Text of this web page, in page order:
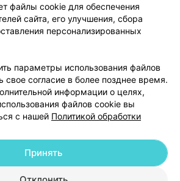
Вакансии
Партнеры
руководителю 103.by
персональных данных
УНП 191700409
| 220012, Республика Беларусь,
файлы cookie для обеспечения
сайта, его улучшения, сбора
персонализированных
параметры использования файлов
свое согласие в более позднее время.
информации о целях,
файлов cookie вы
с нашей Политикой обработки
Принять